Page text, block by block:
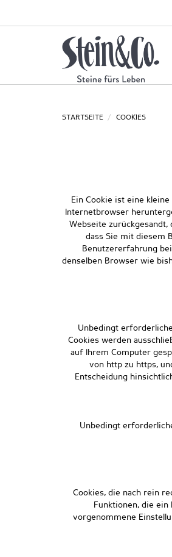
STARTSEITE COOKIES
Ein Cookie ist eine
Internetbrowser
Webseite
dass Sie mit diesem
Benutzererfahrung
denselben Browser wie
Unbedingt
Cookies werden
auf Ihrem Computer
von http zu https,
Entscheidung
Unbedingt
Cookies, die nach rein
Funktionen, die
vorgenommene